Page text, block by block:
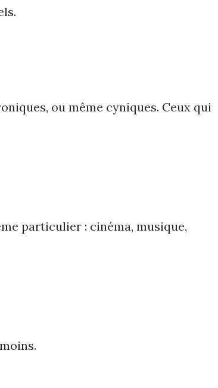
ou même cyniques. Ceux qui
particulier : cinéma, musique,